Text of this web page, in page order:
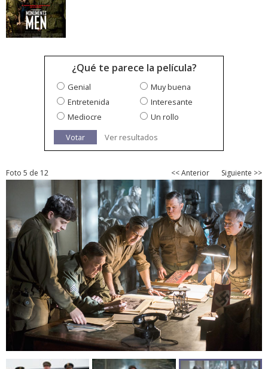
¿Qué te parece la película?
Genial
Muy buena
Entretenida
Interesante
Mediocre
Un rollo
Votar
Ver resultados
Foto 5 de 12 << Anterior Siguiente >>